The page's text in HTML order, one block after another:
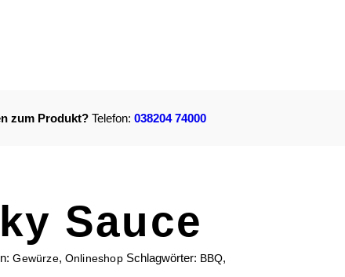
zum Produkt? Telefon:038204 74000
Sauce
Gewürze, Onlineshop Schlagwörter: BBQ,